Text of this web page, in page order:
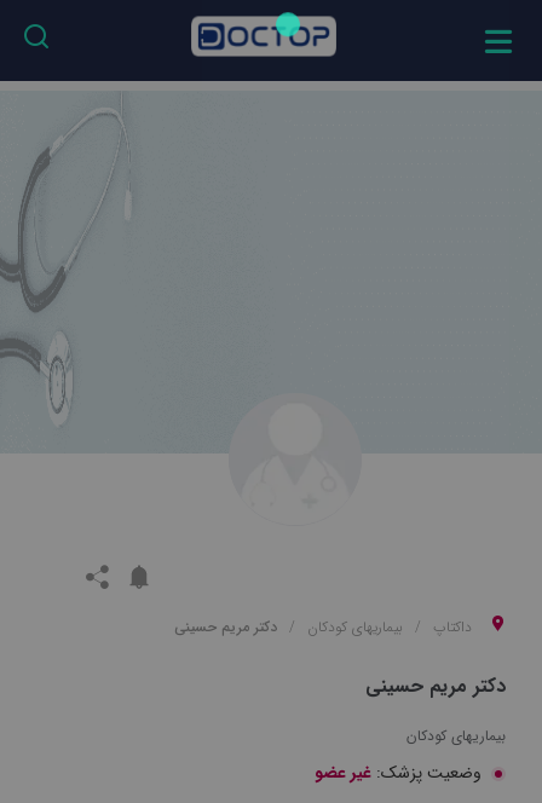
داکتاپ بیماریهای کودکان دکتر مریم حسینی
دکتر مریم حسینی
بیماریهای کودکان
وضعیت پزشک: غیر عضو